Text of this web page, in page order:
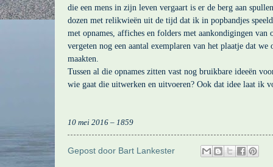
die een mens in zijn leven vergaart is er de berg aan
dozen met relikwieën uit de tijd dat ik in popbandjes
met opnames, affiches en folders met aankondigingen van
vergeten nog een aantal exemplaren van het plaatje dat we
maakten.
Tussen al die opnames zitten vast nog bruikbare ideeën
wie gaat die uitwerken en uitvoeren? Ook dat idee laat ik
10 mei 2016 – 1859
Gepost door Bart Lankester